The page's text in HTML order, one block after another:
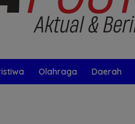
Olahraga Daerah